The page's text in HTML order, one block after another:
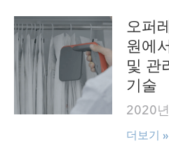
오퍼
원에
및 관
기술
2020
더보기 »